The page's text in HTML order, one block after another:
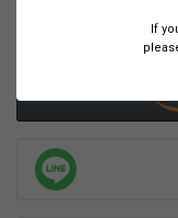
If